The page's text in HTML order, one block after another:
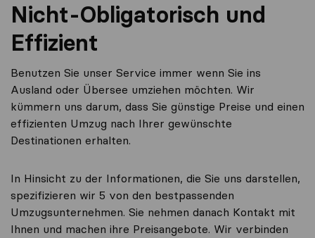
Nicht-Obligatorisch und
Effizient
Benutzen Sie unser Service immer wenn Sie ins
Ausland oder Übersee umziehen möchten. Wir
kümmern uns darum, dass Sie günstige Preise und einen
effizienten Umzug nach Ihrer gewünschte
Destinationen erhalten.
In Hinsicht zu der Informationen, die Sie uns darstellen,
spezifizieren wir 5 von den bestpassenden
Umzugsunternehmen. Sie nehmen danach Kontakt mit
Ihnen und machen ihre Preisangebote. Wir verbinden